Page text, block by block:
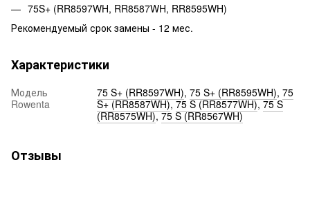
75S+ (RR8597WH, RR8587WH, RR8595WH)
Рекомендуемый срок замены - 12 мес.
Характеристики
Модель
Rowenta
75 S+ (RR8597WH), 75 S+ (RR8595WH), 75
S+ (RR8587WH),75 S (RR8577WH),75 S
(RR8575WH),75 S (RR8567WH)
Отзывы